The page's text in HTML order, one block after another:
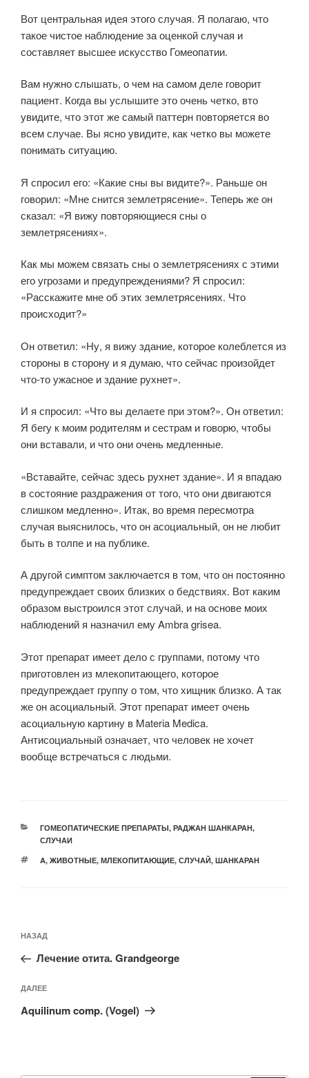
Вот центральная идея этого случая. Я полагаю, что
такое чистое наблюдение за оценкой случая и
составляет высшее искусство Гомеопатии.
Вам нужно слышать, о чем на самом деле говорит
пациент. Когда вы услышите это очень четко, вто
увидите, что этот же самый паттерн повторяется во
всем случае. Вы ясно увидите, как четко вы можете
понимать ситуацию.
Я спросил его: «Какие сны вы видите?». Раньше он
говорил: «Мне снится землетрясение». Теперь же он
сказал: «Я вижу повторяющиеся сны о
землетрясениях».
Как мы можем связать сны о землетрясениях с этими
его угрозами и предупреждениями? Я спросил:
«Расскажите мне об этих землетрясениях. Что
происходит?»
Он ответил: «Ну, я вижу здание, которое колеблется из
стороны в сторону и я думаю, что сейчас произойдет
что-то ужасное и здание рухнет».
И я спросил: «Что вы делаете при этом?». Он ответил:
Я бегу к моим родителям и сестрам и говорю, чтобы
они вставали, и что они очень медленные.
«Вставайте, сейчас здесь рухнет здание». И я впадаю
в состояние раздражения от того, что они двигаются
слишком медленно». Итак, во время пересмотра
случая выяснилось, что он асоциальный, он не любит
быть в толпе и на публике.
А другой симптом заключается в том, что он постоянно
предупреждает своих близких о бедствиях. Вот каким
образом выстроился этот случай, и на основе моих
наблюдений я назначил ему Ambra grisea.
Этот препарат имеет дело с группами, потому что
приготовлен из млекопитающего, которое
предупреждает группу о том, что хищник близко. А так
же он асоциальный. Этот препарат имеет очень
асоциальную картину в Materia Medica.
Антисоциальный означает, что человек не хочет
вообще встречаться с людьми.
РУБРИКИ
ГОМЕОПАТИЧЕСКИЕ ПРЕПАРАТЫ, РАДЖАН ШАНКАРАН,
СЛУЧАИ
МЕТКИ
A, ЖИВОТНЫЕ, МЛЕКОПИТАЮЩИЕ, СЛУЧАЙ, ШАНКАРАН
по
записям
Предыдущая
запись:
НАЗАД
Лечение отита. Grandgeorge
Следующая
запись
ДАЛЕЕ
Aquilinum comp. (Vogel)